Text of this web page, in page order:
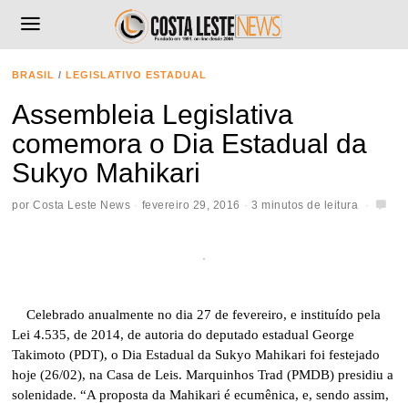
BRASIL / LEGISLATIVO ESTADUAL
Assembleia Legislativa
comemora o Dia Estadual da
Sukyo Mahikari
porCosta Leste News fevereiro 29, 2016 3 minutos de leitura
Celebrado anualmente no dia 27 de fevereiro, e instituído pela
Lei 4.535, de 2014, de autoria do deputado estadual George
Takimoto (PDT), o Dia Estadual da Sukyo Mahikari foi festejado
hoje (26/02), na Casa de Leis. Marquinhos Trad (PMDB) presidiu a
solenidade. “A proposta da Mahikari é ecumênica, e, sendo assim,